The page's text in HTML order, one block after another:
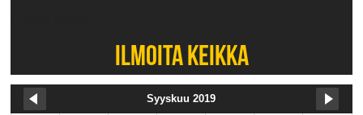
ILMOITA KEIKKA
Syyskuu 2019